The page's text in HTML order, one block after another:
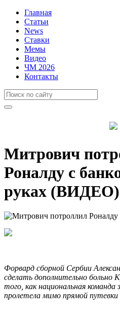
Главная
Статьи
News
Ставки
Мемы
Видео
ЧМ 2026
Контакты
Митрович
Роналду с
руках (ВИДЕО)
Форвард сборной Сербии
сделать дополнительно больно
того, как национальная команда
пролетела мимо прямой